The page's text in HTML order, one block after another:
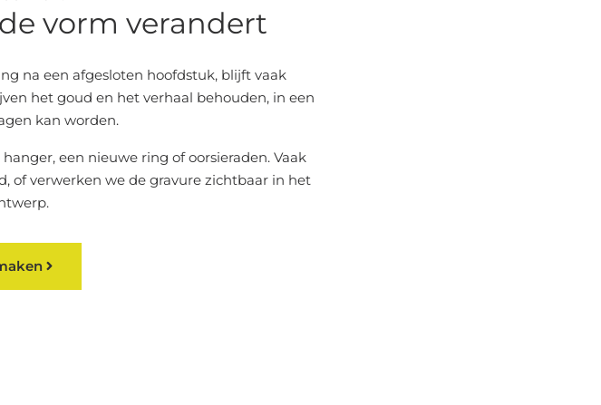
vorm verandert
na een afgesloten hoofdstuk, blijft vaak
het goud en het verhaal behouden, in een
kan worden.
een nieuwe ring of oorsieraden. Vaak
of verwerken we de gravure zichtbaar in het